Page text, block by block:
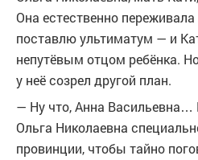
Она естественно
поставлю ультиматум — и
непутёвым отцом ребёнка.
у неё созрел другой план.
— Ну что, Анна Васильевна…
Ольга Николаевна
провинции, чтобы тайно